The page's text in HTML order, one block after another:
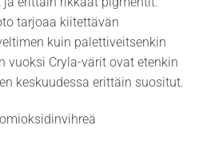
tarjoaa kiitettävän
kuin palettiveitsenkin
vuoksi Cryla-värit ovat etenkin
keskuudessa erittäin suositut.